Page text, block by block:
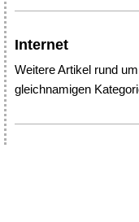
Internet
Weitere Artikel rund
gleichnamigen